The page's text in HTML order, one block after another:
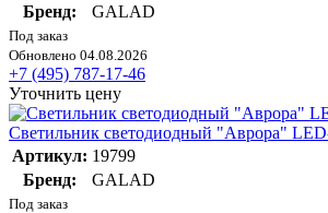
Бренд:
GALAD
Под заказ
Обновлено 04.08.2026
+7 (495) 787-17-46
Уточнить цену
Светильник светодиодный "Аврора"
Артикул: 19799
Бренд:
GALAD
Под заказ